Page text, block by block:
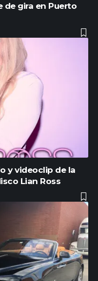
de gira en Puerto
y videoclip de la
Lian Ross